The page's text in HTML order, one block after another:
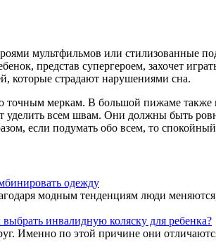
мультфильмов или стилизованные
представ супергероем, захочет
которые страдают нарушениями сна.
точным меркам. В большой пижаме
уделить всем швам. Они должны быть
если подумать обо всем, то
одежду
модным тенденциям люди
выбрать инвалидную коляску для ребенка?
Именно по этой причине они